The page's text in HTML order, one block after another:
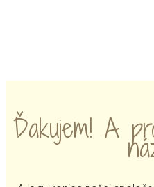
Ďakujem! A